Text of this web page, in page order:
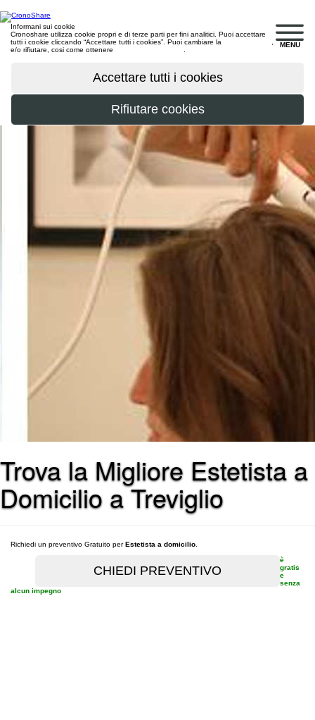
MENU
Informani sui cookie
Cronoshare utilizza cookie propri e di terze parti per fini analitici. Puoi accettare
tutti i cookie cliccando “Accettare tutti i cookies”. Puoi cambiare la
e/o rifiutare, cosi come ottenere
Trova la Migliore Estetista a
Domicilio a Treviglio
Richiedi un preventivo Gratuito perEstetista a domicilio
è
gratis
e
senza
alcun impegno